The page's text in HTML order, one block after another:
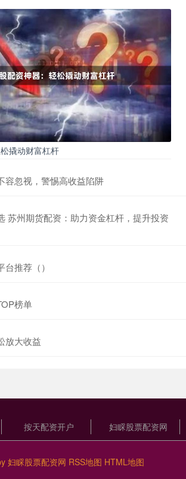
撬动财富杠杆
容忽视，警惕高收益陷阱
苏州期货配资：助力资金杠杆，提升投资
推荐（）
榜单
放大收益
按天配资开户 妇睬股票配资网
妇睬股票配资网 RSS地图 HTML地图